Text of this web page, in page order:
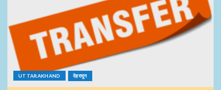
UTTARAKHAND देहरादून